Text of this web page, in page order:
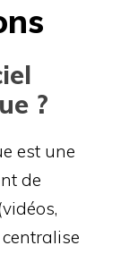
?
est une
de